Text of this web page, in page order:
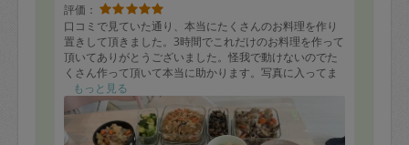
評価：
口コミで見ていた通り、本当にたくさんのお料理を作り
置きして頂きました。3時間でこれだけのお料理を作って
頂いてありがとうございました。怪我で動けないのでた
くさん作って頂いて本当に助かります。写真に入ってま
せんが他にハンバーグ、豚汁、炊き込みご飯をつくって
頂きました。早速ビュッフェ形式で頂いてますがどれも
美味しくて幸せです！また是非お願いしたいです！！
もっと見る